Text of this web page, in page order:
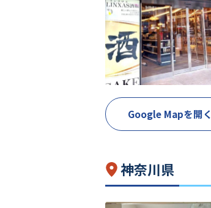
Google Mapを開く
神奈川県